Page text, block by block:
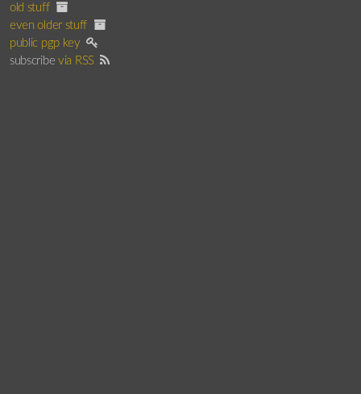
old stuff
even older stuff
public pgp key
subscribevia RSS